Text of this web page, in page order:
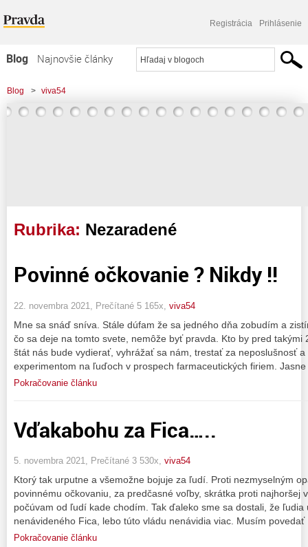
Registrácia Prihlásenie
Blog
Najnovšie články
Najčítanejšie články
Najkomentovanejšie články
Blog > viva54
Rubrika: Nezaradené
Povinné očkovanie ? Nikdy !!
22. novembra 2021, Prečítané 5 165x, viva54
Mne sa snáď sníva. Stále dúfam že sa jedného dňa zobudím a
čo sa deje na tomto svete, nemôže byť pravda. Kto by pred takými
štát nás bude vydierať, vyhrážať sa nám, trestať za neposlušnosť
experimentom na ľuďoch v prospech farmaceutických firiem.
Pokračovanie článku
Vďakabohu za Fica…..
5. novembra 2021, Prečítané 3 530x, viva54
Ktorý tak urputne a všemožne bojuje za ľudí. Proti nezmyselným
povinnému očkovaniu, za predčasné voľby, skrátka proti najhoršej
počúvam od ľudí kade chodím. Tak ďaleko sme sa dostali, že
nenávideného Fica, lebo túto vládu nenávidia viac. Musím
Pokračovanie článku